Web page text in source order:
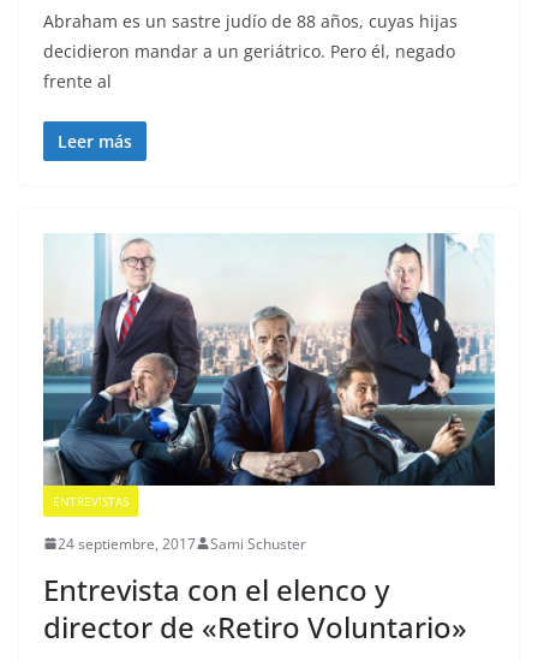
Abraham es un sastre judío de 88 años, cuyas hijas
decidieron mandar a un geriátrico. Pero él, negado
frente al
Leer más
ENTREVISTAS
24 septiembre, 2017 Sami Schuster
Entrevista con el elenco y
director de «Retiro Voluntario»